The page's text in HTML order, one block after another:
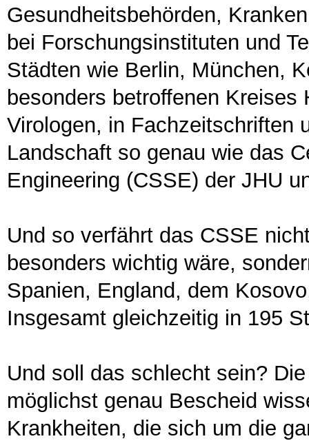
Gesundheitsbehörden,
bei Forschungsinstituten und
Städten wie Berlin, München,
besonders betroffenen
Virologen, in Fachzeitschriften
Landschaft so genau wie das
Engineering (CSSE) der JHU
Und so verfährt das CSSE
besonders wichtig wäre,
Spanien, England, dem
Insgesamt gleichzeitig in 195
Und soll das schlecht sein?
möglichst genau Bescheid
Krankheiten, die sich um die